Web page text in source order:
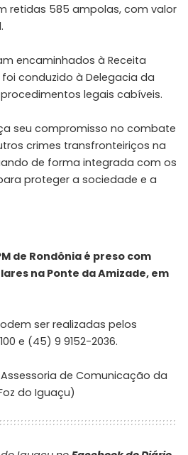
retidas 585 ampolas, com valor
encaminhados à Receita
conduzido à Delegacia da
legais cabíveis.
seu compromisso no combate
crimes transfronteiriços na
de forma integrada com os
proteger a sociedade e a
de Rondônia é preso com
na Ponte da Amizade, em
ser realizadas pelos
e (45) 9 9152-2036.
de Comunicação da
do Iguaçu)